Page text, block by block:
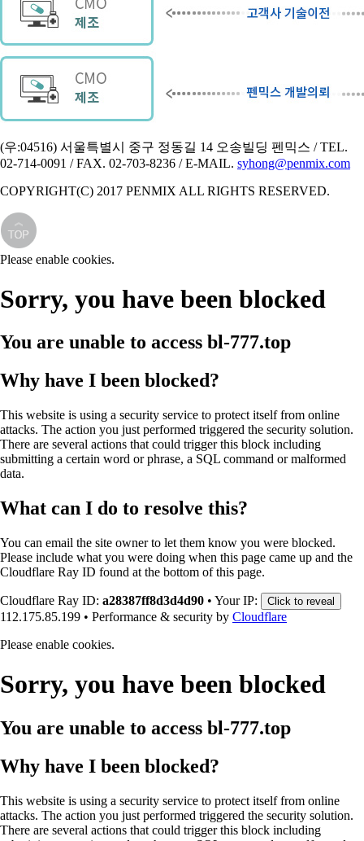
(우:04516) 서울특별시 중구 정동길 14 오송빌딩 펜믹스 / TEL.
02-714-0091 / FAX. 02-703-8236 / E-MAIL. syhong@penmix.com
COPYRIGHT(C) 2017 PENMIX ALL RIGHTS RESERVED.
Please enable cookies.
Sorry, you have been blocked
You are unable to access bl-777.top
Why have I been blocked?
This website is using a security service to protect itself from online
attacks. The action you just performed triggered the security solution.
There are several actions that could trigger this block including
submitting a certain word or phrase, a SQL command or malformed
data.
What can I do to resolve this?
You can email the site owner to let them know you were blocked.
Please include what you were doing when this page came up and the
Cloudflare Ray ID found at the bottom of this page.
Cloudflare Ray ID: a28387ff8d3d4d90 • Your IP: Click to reveal
112.175.85.199 • Performance & security by Cloudflare
Please enable cookies.
Sorry, you have been blocked
You are unable to access bl-777.top
Why have I been blocked?
This website is using a security service to protect itself from online
attacks. The action you just performed triggered the security solution.
There are several actions that could trigger this block including